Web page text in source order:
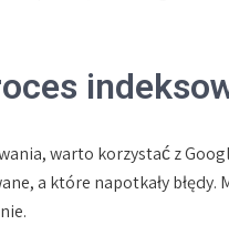
warto korzystać z
a które napotkały błędy.